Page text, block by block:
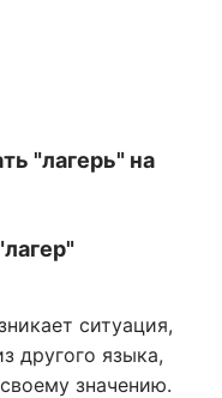
"лагерь" на
ситуация,
другого языка,
значению.